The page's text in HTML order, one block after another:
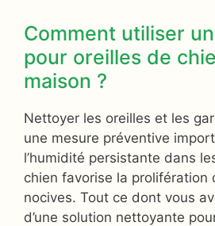
Comment utiliser
pour oreilles de
maison ?
Nettoyer les oreilles et les
une mesure préventive
l’humidité persistante dans
chien favorise la prolifération
nocives. Tout ce dont vous
d’une solution nettoyante